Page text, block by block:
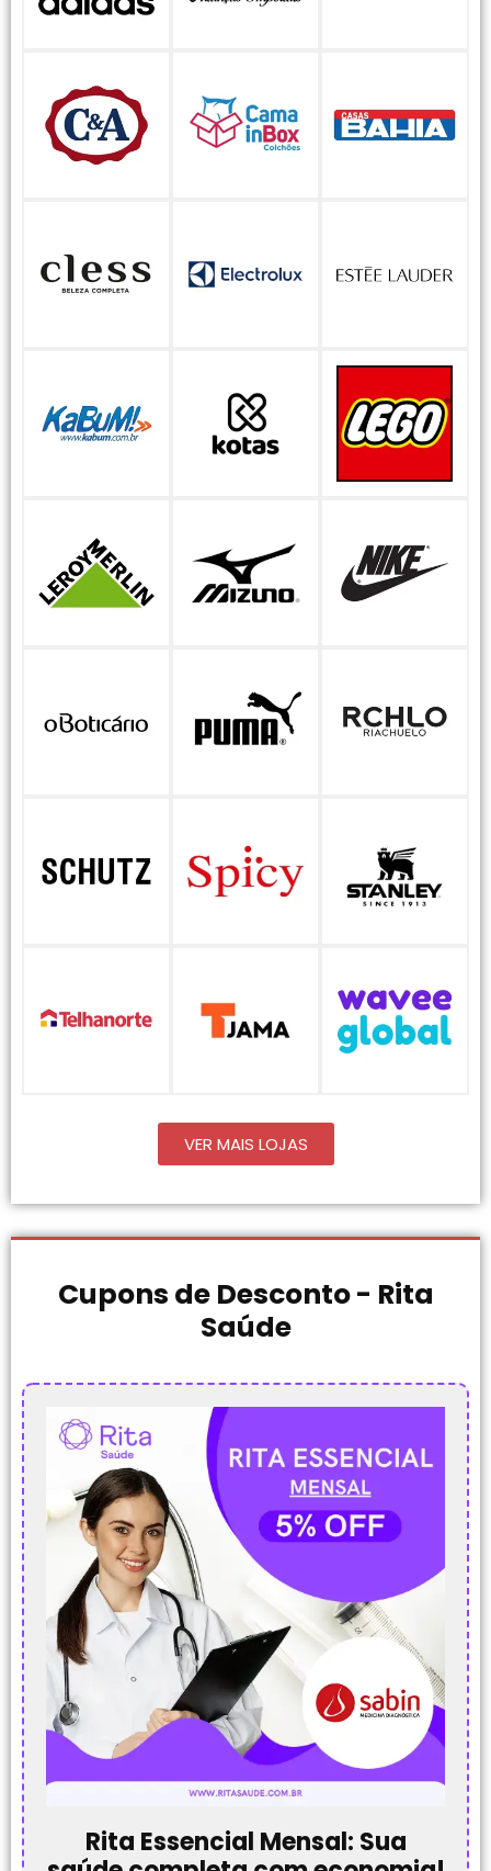
VER MAIS LOJAS
Cupons de Desconto - Rita
Saúde
Rita Essencial Mensal: Sua